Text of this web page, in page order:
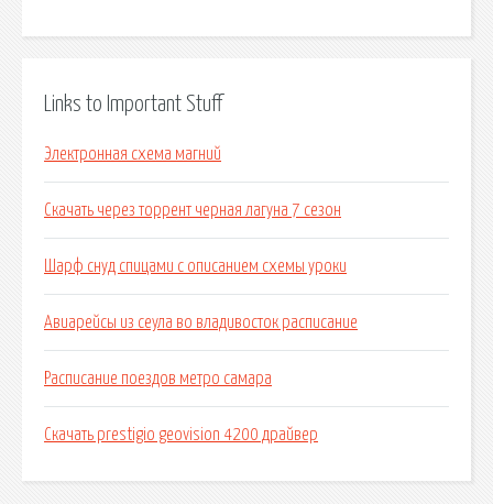
Links to Important Stuff
Электронная схема магний
Скачать через торрент черная лагуна 7 сезон
Шарф снуд спицами с описанием схемы уроки
Авиарейсы из сеула во владивосток расписание
Расписание поездов метро самара
Скачать prestigio geovision 4200 драйвер